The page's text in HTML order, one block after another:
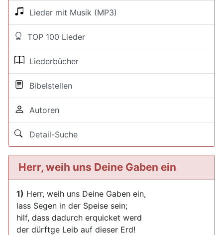
Lieder mit Musik (MP3)
TOP 100 Lieder
Liederbücher
Bibelstellen
Autoren
Detail-Suche
Herr, weih uns Deine Gaben ein
1) Herr, weih uns Deine Gaben ein,
lass Segen in der Speise sein;
hilf, dass dadurch erquicket werd
der dürftge Leib auf dieser Erd!